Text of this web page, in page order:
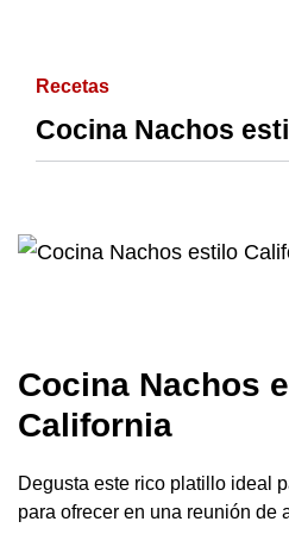
Recetas
Cocina Nachos
Cocina Nachos
California
Degusta este rico platillo ideal
para ofrecer en una reunión de